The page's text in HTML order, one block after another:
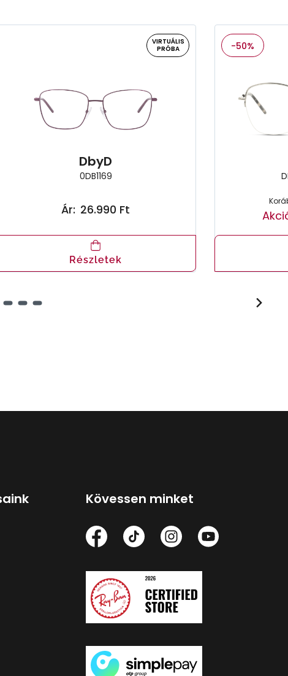
VIRTUÁLIS
PRÓBA
DbyD
0DB1169
Ár: 26.990 Ft
Részletek
-50%
Kövessen minket